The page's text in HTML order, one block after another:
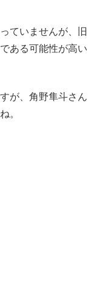
ていませんが、旧
ある可能性が高い
が、角野隼斗さん
。